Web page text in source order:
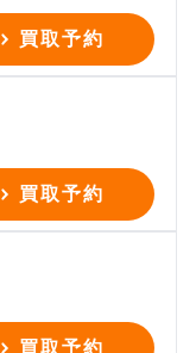
買取予約
買取予約
買取予約